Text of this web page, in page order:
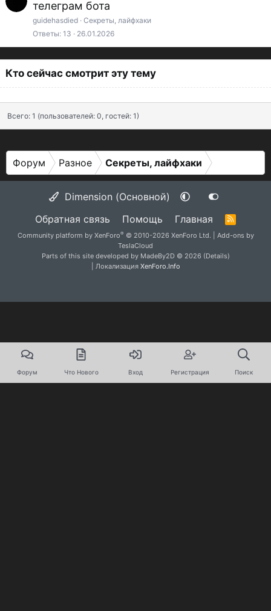
телеграм бота
guidehasdied Секреты, лайфхаки
Ответы 13 26.01.2026
Кто сейчас смотрит эту тему
Всего: 1 (пользователей: 0, гостей: 1)
Форум Разное Секреты, лайфхаки
Dimension (Основной)
Обратная связь
Помощь Главная
R
S
Community platform by XenForo® © 2010-2026 XenForo Ltd.
Add-ons by
TeslaCloud
Parts of this site developed by MadeBy2D © 2026 (Details)
| Локализация XenForo.Info
Форум Что Нового Вход Регистрация Поиск